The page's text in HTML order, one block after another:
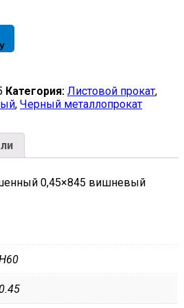
Категория: Листовой прокат,
, Черный металлопрокат
0,45×845 вишневый